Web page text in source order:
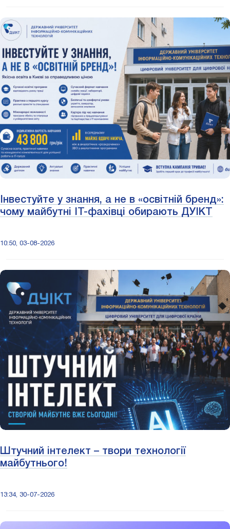
Інвестуйте у знання, а не в «освітній бренд»:
чому майбутні ІТ-фахівці обирають ДУІКТ
10:50, 03-08-2026
Штучний інтелект – твори технології
майбутнього!
13:34, 30-07-2026